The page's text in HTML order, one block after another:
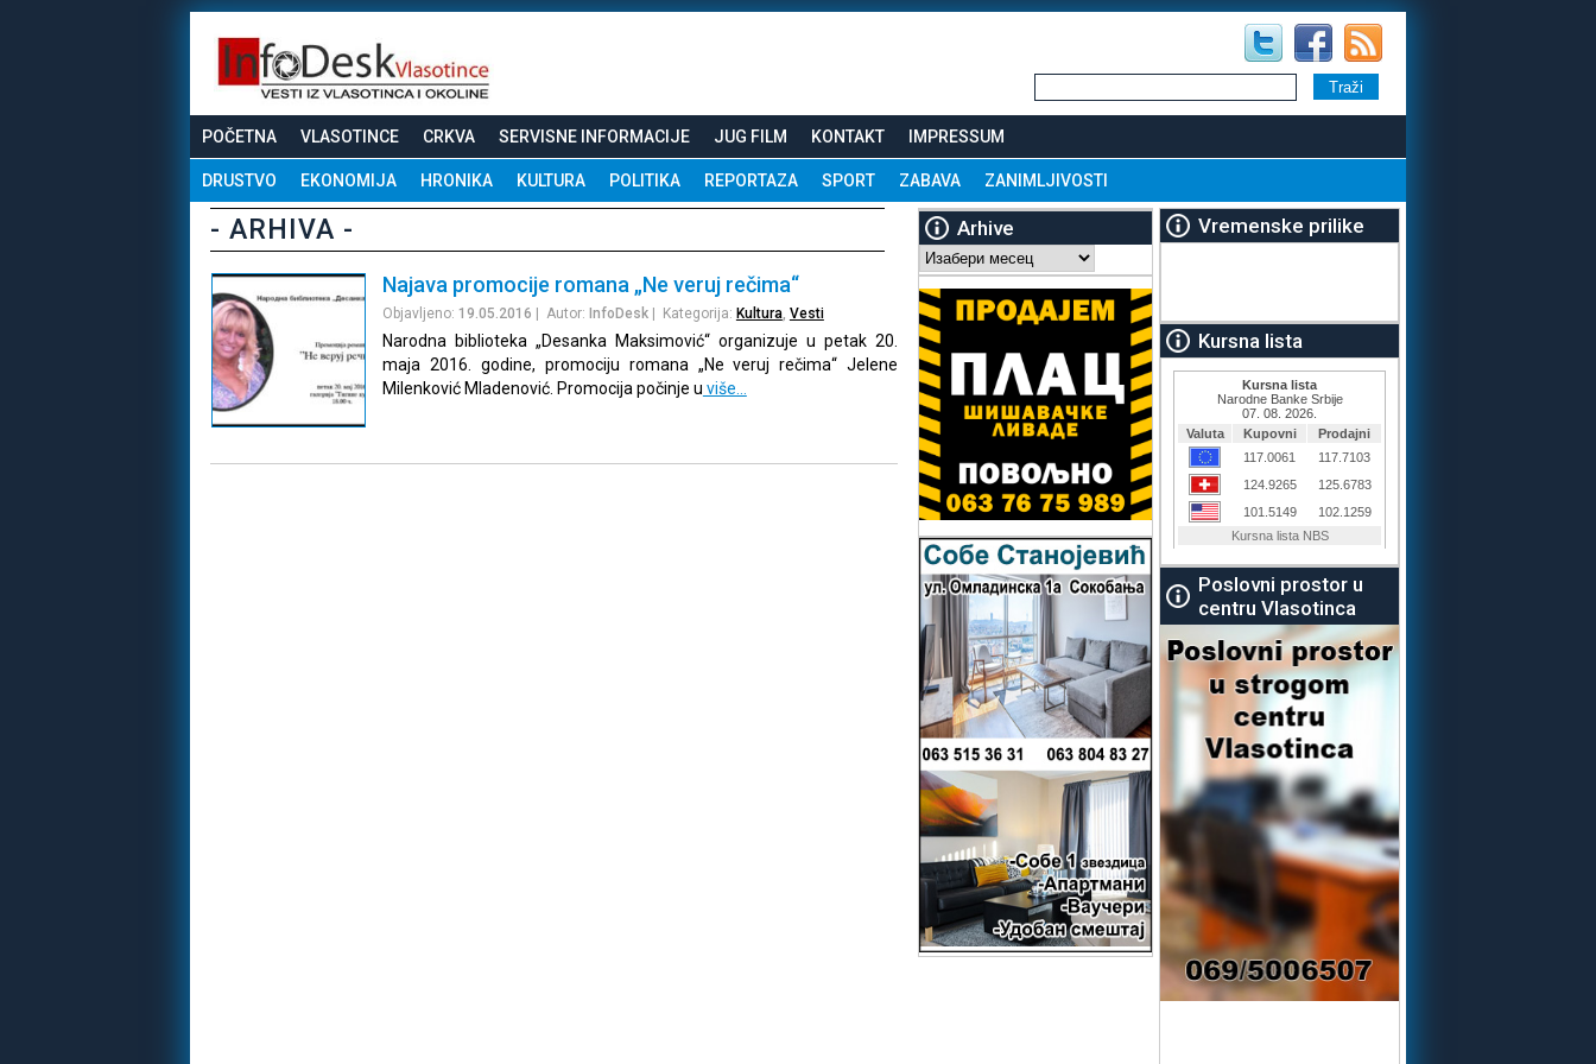
POČETNA VLASOTINCE CRKVA SERVISNE INFORMACIJE JUG FILM KONTAKT IMPRESSUM
DRUSTVO EKONOMIJA HRONIKA KULTURA POLITIKA REPORTAZA SPORT ZABAVA ZANIMLJIVOSTI
- ARHIVA -
Najava promocije romana „Ne veruj rečima“
Objavljeno: 19.05.2016 | Autor: InfoDesk| Kategorija: Kultura, Vesti
Narodna biblioteka „Desanka Maksimović“ organizuje u petak 20.
maja 2016. godine, promociju romana „Ne veruj rečima“ Jelene
Milenković Mladenović. Promocija počinje u više…
Arhive
Arhive
Vremenske prilike
Kursna lista
Poslovni prostor u
centru Vlasotinca